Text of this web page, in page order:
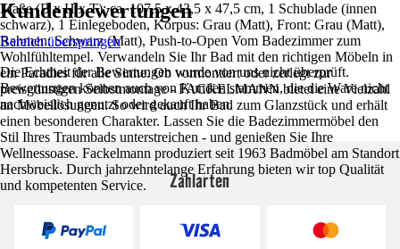
Maße (B x H x T): ca. 107,5 x 43,5 x 47,5 cm, 1 Schublade (innen
schwarz), 1 Einlegeboden, Korpus: Grau (Matt), Front: Grau (Matt),
Rahmen: Schwarz (Matt), Push-to-Open Vom Badezimmer zum
Wohlfühltempel. Verwandeln Sie Ihr Bad mit den richtigen Möbeln in
ein Paradies für alle Sinne. Ob vormontiert oder zerlegt zur
preisgünstigen Selbstmontage - FACKELMANN bietet eine Vielzahl
an Möbellösungen. So wird auch Ihr Bad zum Glanzstück und erhält
einen besonderen Charakter. Lassen Sie die Badezimmermöbel den
Stil Ihres Traumbads unterstreichen - und genießen Sie Ihre
Wellnessoase. Fackelmann produziert seit 1963 Badmöbel am Standort
Hersbruck. Durch jahrzehntelange Erfahrung bieten wir top Qualität
und kompetenten Service.
Kundenbewertungen
Bereich überspringen
Die Echtheit der Bewertungen wurde von uns nicht überprüft.
Bewertungen können auch von Kunden stammen, die die Ware nicht
nachweislich genutzt oder gekauft haben.
Zahlarten